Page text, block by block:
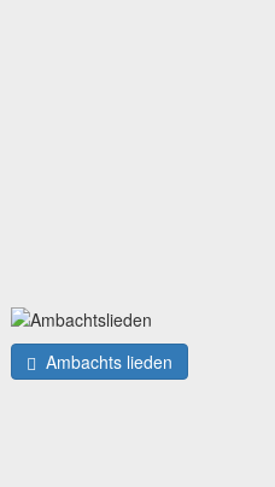
Ambachts lieden